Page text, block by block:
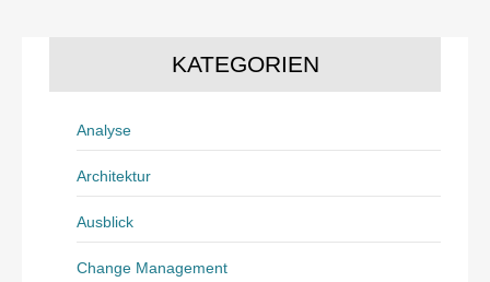
KATEGORIEN
Analyse
Architektur
Ausblick
Change Management